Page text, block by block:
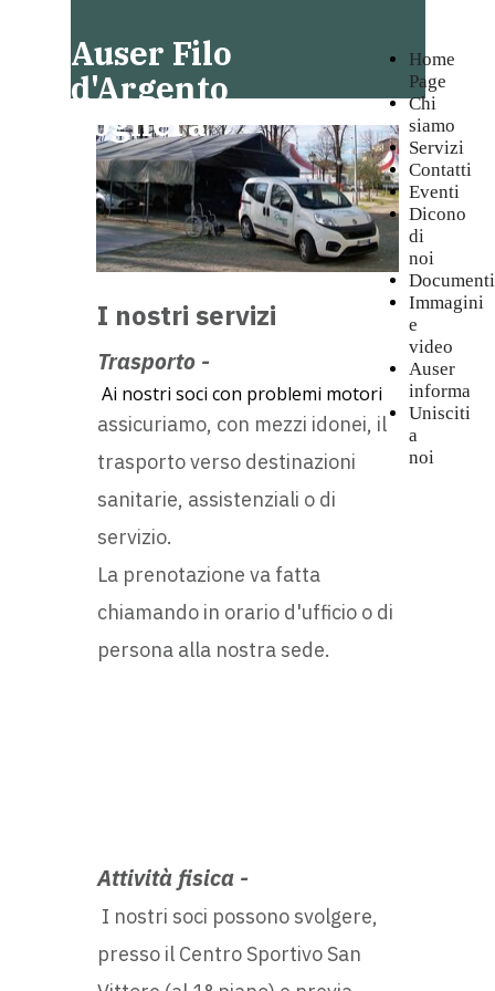
Auser Filo
d'Argento
Voghera
Home
Page
Chi
siamo
Servizi
Contatti
Eventi
Dicono
di
noi
Documenti
Immagini
e
video
Auser
informa
Unisciti
a
noi
I nostri servizi
Trasporto -
Ai nostri soci con problemi motori
assicuriamo, con mezzi idonei, il
trasporto verso destinazioni
sanitarie, assistenziali o di
servizio.
La prenotazione va fatta
chiamando in orario d'ufficio o di
persona alla nostra sede.
Attività fisica -
I nostri soci possono svolgere,
presso il Centro Sportivo San